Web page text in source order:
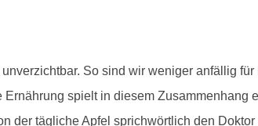
So sind wir weniger anfällig
spielt in diesem Zusammenhang
der tägliche Apfel sprichwörtlich den